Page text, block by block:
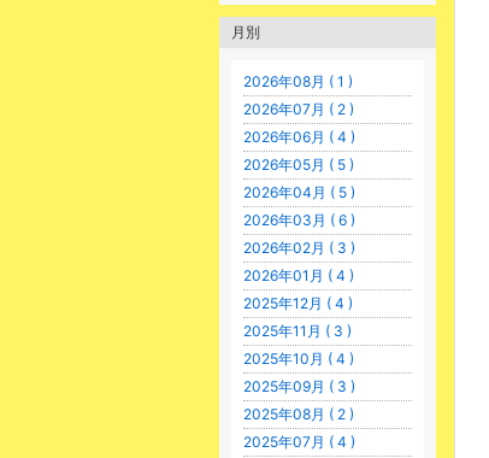
月別
2026年08月 ( 1 )
2026年07月 ( 2 )
2026年06月 ( 4 )
2026年05月 ( 5 )
2026年04月 ( 5 )
2026年03月 ( 6 )
2026年02月 ( 3 )
2026年01月 ( 4 )
2025年12月 ( 4 )
2025年11月 ( 3 )
2025年10月 ( 4 )
2025年09月 ( 3 )
2025年08月 ( 2 )
2025年07月 ( 4 )